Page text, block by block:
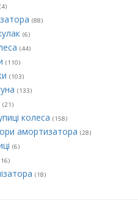
(4)
(88)
(6)
(44)
(110)
(103)
(133)
(21)
колеса (158)
амортизатора (28)
(6)
(18)